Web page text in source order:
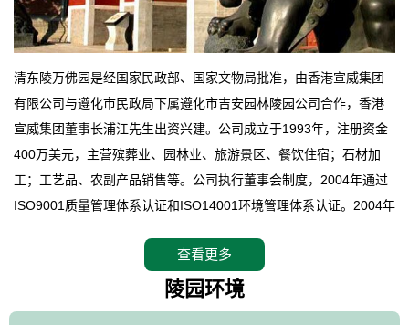
清东陵万佛园是经国家民政部、国家文物局批准，由香港宣威集团
有限公司与遵化市民政局下属遵化市吉安园林陵园公司合作，香港
宣威集团董事长浦江先生出资兴建。公司成立于1993年，注册资金
400万美元，主营殡葬业、园林业、旅游景区、餐饮住宿；石材加
工；工艺品、农副产品销售等。公司执行董事会制度，2004年通过
ISO9001质量管理体系认证和ISO14001环境管理体系认证。2004年
拥有4A级旅游区头衔的花园式陵园，园内建有四星级酒店一座。
万佛园位于遵化市境内，座落在世界文化遗产清东陵地形墙内，地
形绝佳，地理位置优越，交通便利。公司以“建设全国顶级人生后花
查看更多
陵园环境